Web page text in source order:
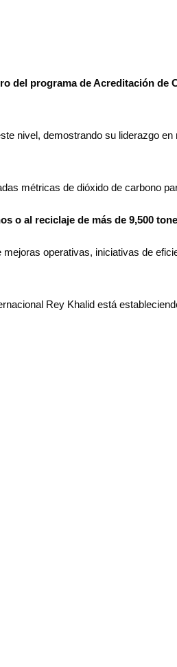
del programa de Acreditación de
nivel, demostrando su liderazgo
métricas de dióxido de carbono
o al reciclaje de más de 9,500
operativas, iniciativas de
Rey Khalid está